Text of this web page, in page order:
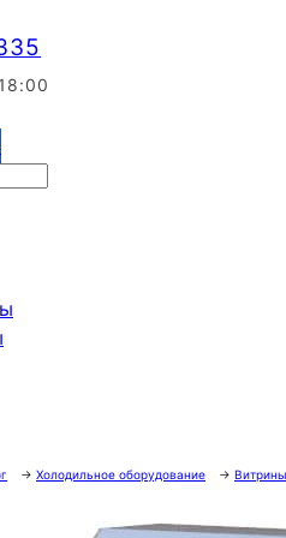
→ Холодильное оборудование → Витрины